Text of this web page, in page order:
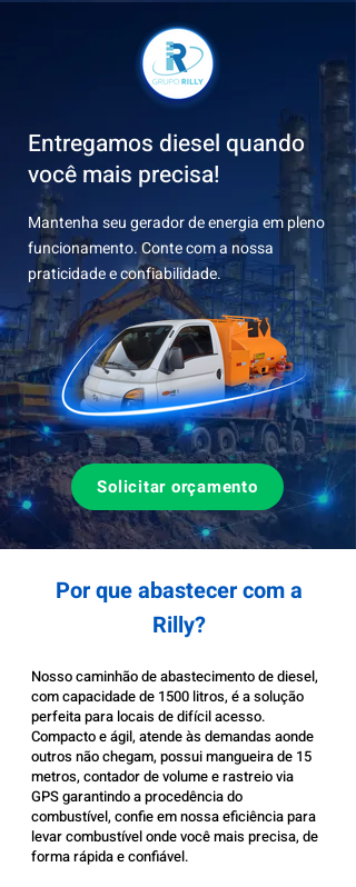
Entregamos diesel quando
você mais precisa!
Mantenha seu gerador de energia em pleno
funcionamento. Conte com a nossa
praticidade e confiabilidade.
Solicitar orçamento
Por que abastecer com a
Rilly?
Nosso caminhão de abastecimento de diesel,
com capacidade de 1500 litros, é a solução
perfeita para locais de difícil acesso.
Compacto e ágil, atende às demandas aonde
outros não chegam, possui mangueira de 15
metros, contador de volume e rastreio via
GPS garantindo a procedência do
combustível, confie em nossa eficiência para
levar combustível onde você mais precisa, de
forma rápida e confiável.